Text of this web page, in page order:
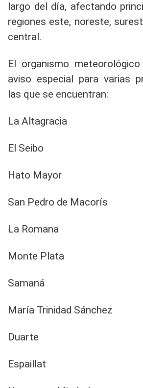
largo del día, afectando
regiones este, noreste,
central.
​El organismo
aviso especial para varias
las que se encuentran:
​La Altagracia
​El Seibo
​Hato Mayor
​San Pedro de Macorís
​La Romana
​Monte Plata
​Samaná
​María Trinidad Sánchez
​Duarte
​Espaillat